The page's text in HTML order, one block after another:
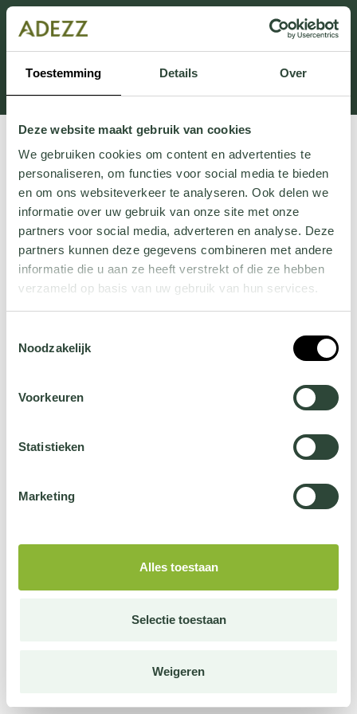
Toestemming Details Over
Deze website maakt gebruik van cookies
We gebruiken cookies om content en advertenties te
personaliseren, om functies voor social media te bieden
en om ons websiteverkeer te analyseren. Ook delen we
informatie over uw gebruik van onze site met onze
partners voor social media, adverteren en analyse. Deze
partners kunnen deze gegevens combineren met andere
informatie die u aan ze heeft verstrekt of die ze hebben
verzameld op basis van uw gebruik van hun services.
jehier.
Noodzakelijk
Voorkeuren
Statistieken
Marketing
Alles toestaan
Selectie toestaan
Weigeren
Dieser Abschnitt wird derzeit gewartet.
Wenn Sie Informationen vermissen, können Sie uns
unter +31 413 395 294 anrufen oder uns unter